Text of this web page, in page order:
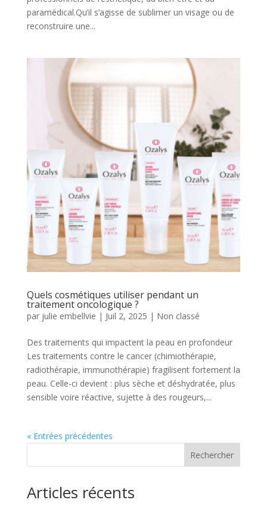
paramédical.Qu’il s’agisse de sublimer un visage ou de
reconstruire une...
Quels cosmétiques utiliser pendant un
traitement oncologique ?
par julie embellvie | Juil 2, 2025 | Non classé
Des traitements qui impactent la peau en profondeur
Les traitements contre le cancer (chimiothérapie,
radiothérapie, immunothérapie) fragilisent fortement la
peau. Celle-ci devient : plus sèche et déshydratée, plus
sensible voire réactive, sujette à des rougeurs,...
« Entrées précédentes
Rechercher
Articles récents